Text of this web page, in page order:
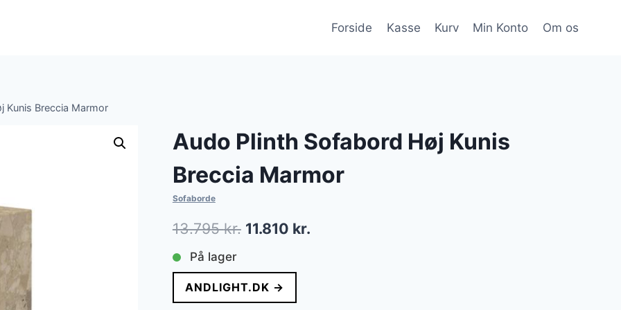
Forside Kasse Kurv Min Konto Om os
Kunis Breccia Marmor
Audo Plinth Sofabord Høj Kunis
Breccia Marmor
Sofaborde
13.795kr. Den
pris
var:
11.810 kr.Den
På lager
ANDLIGHT.DK →